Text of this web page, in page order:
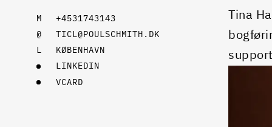
+4531743143
TICL@POULSCHMITH.DK
KØBENHAVN
LINKEDIN
VCARD
Tina